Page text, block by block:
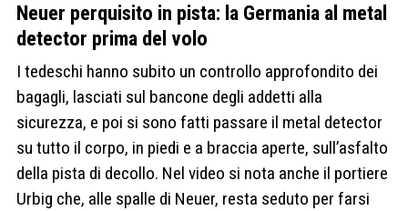
Neuer perquisito in pista: la Germania al metal
detector prima del volo
I tedeschi hanno subito un controllo approfondito dei
bagagli, lasciati sul bancone degli addetti alla
sicurezza, e poi si sono fatti passare il metal detector
su tutto il corpo, in piedi e a braccia aperte, sull’asfalto
della pista di decollo. Nel video si nota anche il portiere
Urbig che, alle spalle di Neuer, resta seduto per farsi